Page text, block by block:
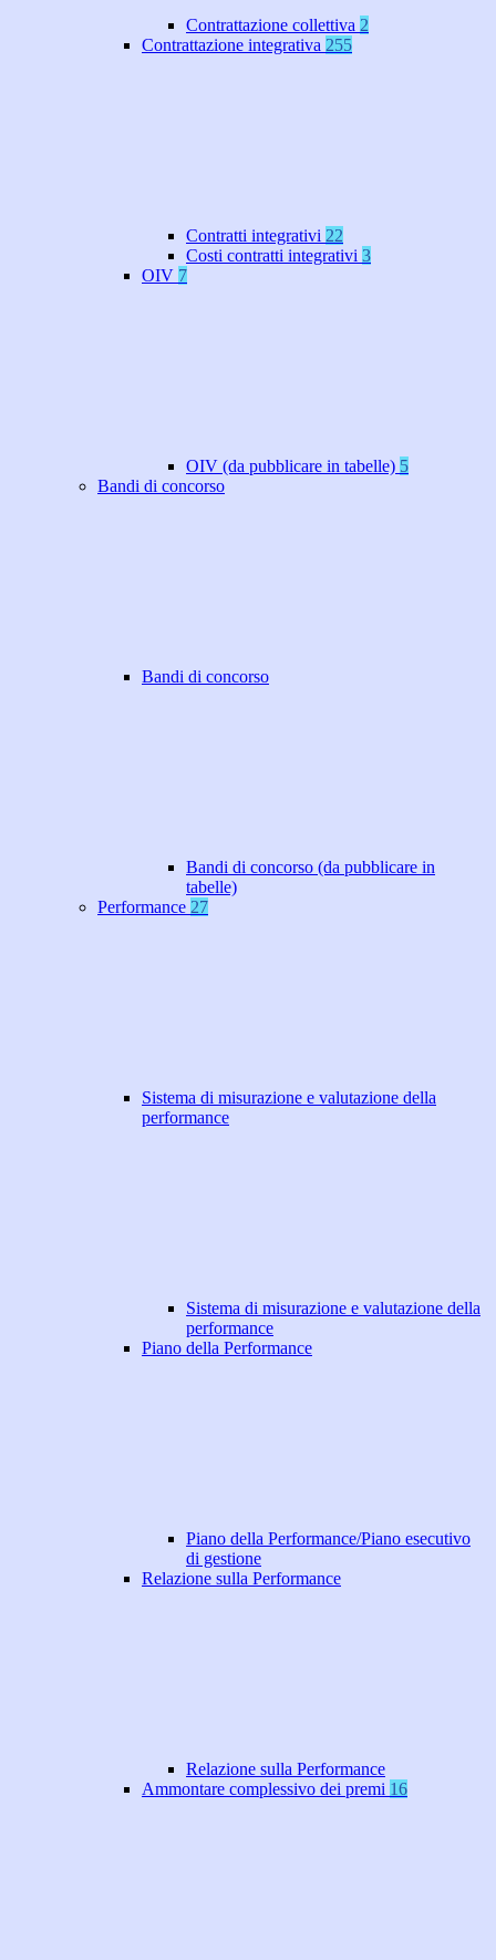
Contrattazione collettiva 2
Contrattazione integrativa 255
Contratti integrativi 22
Costi contratti integrativi 3
OIV 7
OIV (da pubblicare in tabelle) 5
Bandi di concorso
Bandi di concorso
Bandi di concorso (da pubblicare in
tabelle)
Performance 27
Sistema di misurazione e valutazione della
performance
Sistema di misurazione e valutazione della
performance
Piano della Performance
Piano della Performance/Piano esecutivo
di gestione
Relazione sulla Performance
Relazione sulla Performance
Ammontare complessivo dei premi 16